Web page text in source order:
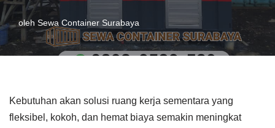
oleh Sewa Container Surabaya
Kebutuhan akan solusi ruang kerja sementara yang
fleksibel, kokoh, dan hemat biaya semakin meningkat